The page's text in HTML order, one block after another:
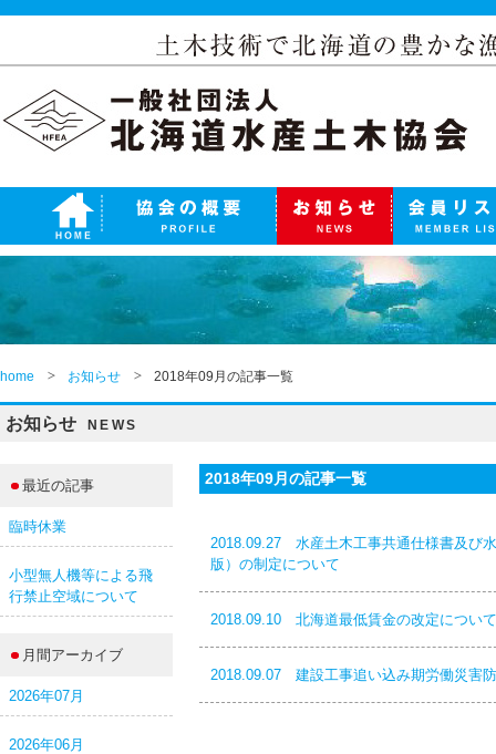
home お知らせ 2018年09月の記事一覧
お知らせ NEWS
2018年09月の記事一覧
2018.09.27 水産土木工事共通仕様書及び
版）の制定について
2018.09.10 北海道最低賃金の改定について
2018.09.07 建設工事追い込み期労働災害
最近の記事
臨時休業
小型無人機等による飛
行禁止空域について
月間アーカイブ
2026年07月
2026年06月